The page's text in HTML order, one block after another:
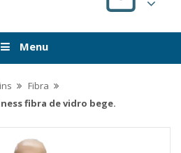
Menu
Fibra
fibra de vidro bege.